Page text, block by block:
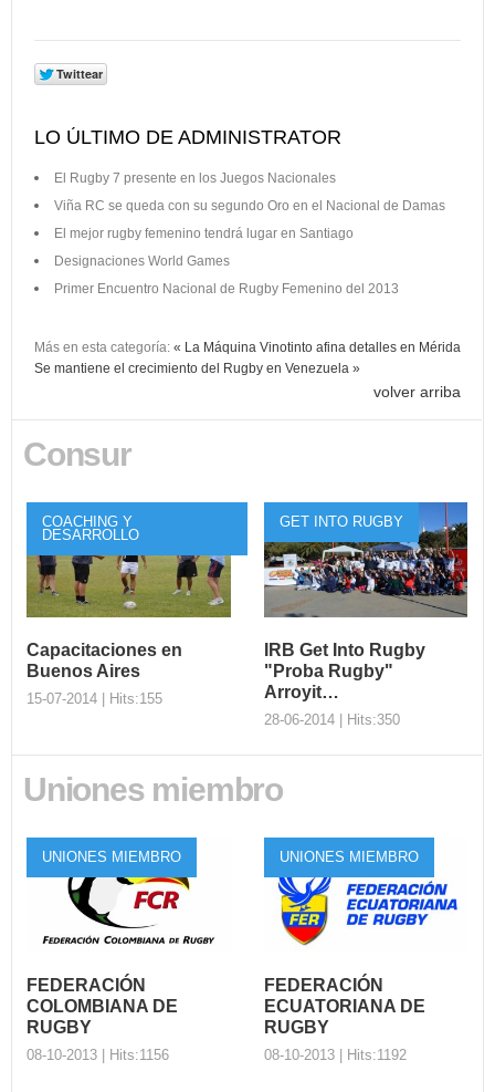
LO ÚLTIMO DE ADMINISTRATOR
El Rugby 7 presente en los Juegos Nacionales
Viña RC se queda con su segundo Oro en el Nacional de Damas
El mejor rugby femenino tendrá lugar en Santiago
Designaciones World Games
Primer Encuentro Nacional de Rugby Femenino del 2013
Más en esta categoría: « La Máquina Vinotinto afina detalles en Mérida
Se mantiene el crecimiento del Rugby en Venezuela »
volver arriba
Consur
COACHING Y
DESARROLLO
Capacitaciones en
Buenos Aires
15-07-2014 | Hits:155
Capacitaciones en
2014 se dictarán en paralelo
los cursos IRB Nivel 1...
GET INTO RUGBY
IRB Get Into Rugby
"Proba Rugby"
Arroyit…
28-06-2014 | Hits:350
Rugby "Proba
Rugby" Arroyit…
Se realizó el lanzamiento
exitoso del Programa Get
Into Rugby "Proba Rugby"
d...
Uniones miembro
UNIONES MIEMBRO
FEDERACIÓN
COLOMBIANA DE
RUGBY
08-10-2013 | Hits:1156
UNIONES MIEMBRO
FEDERACIÓN
ECUATORIANA DE
RUGBY
08-10-2013 | Hits:1192